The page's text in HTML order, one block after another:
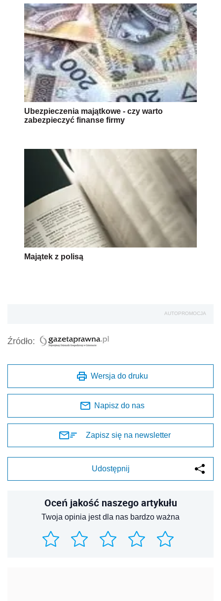
Ubezpieczenia majątkowe - czy warto
zabezpieczyć finanse firmy
Majątek z polisą
AUTOPROMOCJA
Źródło:
Wersja do druku
Napisz do nas
Zapisz się na newsletter
Udostępnij
Oceń jakość naszego artykułu
Twoja opinia jest dla nas bardzo ważna